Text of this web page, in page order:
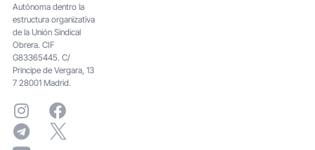
Autónoma dentro la
estructura organizativa
de la Unión Sindical
Obrera. CIF
G83365445. C/
Principe de Vergara, 13
7 28001 Madrid.